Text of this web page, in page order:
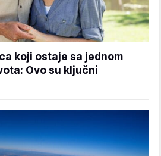
koji ostaje sa jednom
Ovo su ključni